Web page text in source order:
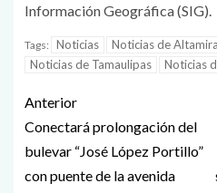
Información Geográfica (SIG).
Tags: Noticias Noticias de Altamira
Noticias de Tamaulipas
Noticias
Anterior
Conectará prolongación del
bulevar “José López Portillo”
con puente de la avenida